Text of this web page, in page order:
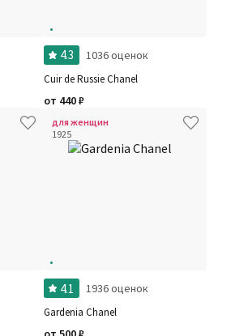
Ароматы за последние годы
Год производства
4.3 1036 оценок
Cuir de Russie Chanel
от 440₽
для женщин
1925
4.1 1936 оценок
Gardenia Chanel